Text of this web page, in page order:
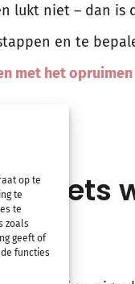
op te
te
te
zoals
geeft of
functies
lukt niet – dan is
en te
met het opruimen
niets